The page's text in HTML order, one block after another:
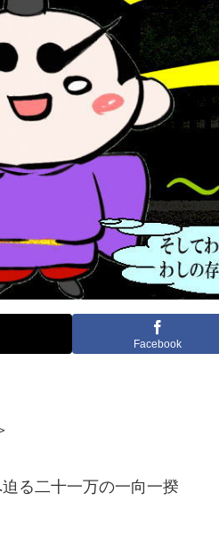
Facebook
る二十一万の一向一揆